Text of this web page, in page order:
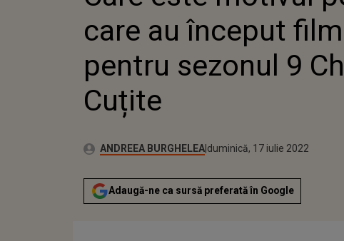
PENTRU
CHEFI LA
care au început
pentru sezonul 9
Cuțite
Autor:ANDREEA BURGHELEAPublicat:
miercuri, 16 decembrie 2020
Actualizat:
duminică, 17 iulie 2022
Adaugă-ne ca sursă preferată în Google